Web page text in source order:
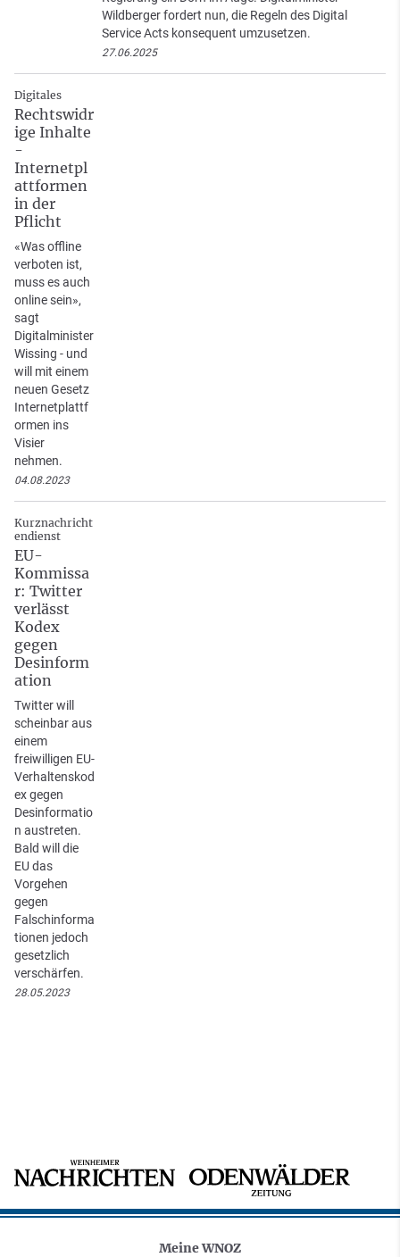
Wildberger fordert nun, die Regeln des Digital
Service Acts konsequent umzusetzen.
27.06.2025
Digitales
Rechtswidr
ige Inhalte
-
Internetpl
attformen
in der
Pflicht
«Was offline
verboten ist,
muss es auch
online sein»,
sagt
Digitalminister
Wissing - und
will mit einem
neuen Gesetz
Internetplattf
ormen ins
Visier
nehmen.
04.08.2023
Kurznachricht
endienst
EU-
Kommissa
r: Twitter
verlässt
Kodex
gegen
Desinform
ation
Twitter will
scheinbar aus
einem
freiwilligen EU-
Verhaltenskod
ex gegen
Desinformatio
n austreten.
Bald will die
EU das
Vorgehen
gegen
Falschinforma
tionen jedoch
gesetzlich
verschärfen.
28.05.2023
Meine WNOZ